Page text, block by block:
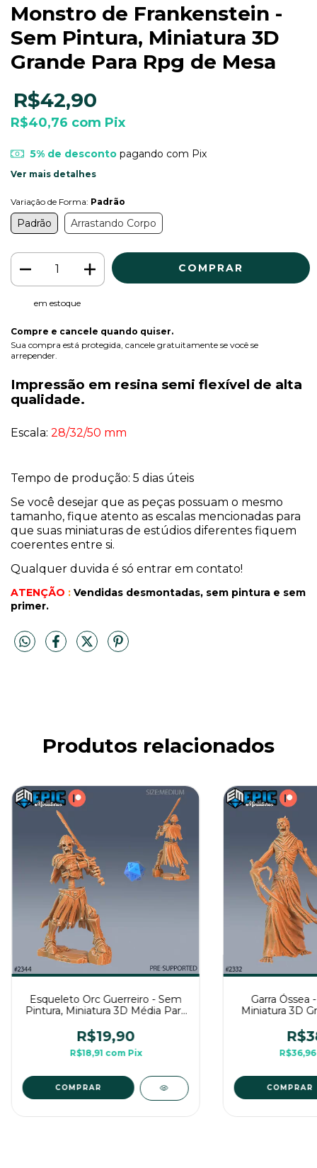
Monstro de Frankenstein -
Sem Pintura, Miniatura 3D
Grande Para Rpg de Mesa
R$42,90
R$40,76 com Pix
5% de descontopagando com Pix
Ver mais detalhes
Variação de Forma: Padrão
Padrão Arrastando Corpo
em estoque
Compre e cancele quando quiser.
Sua compra está protegida, cancele gratuitamente se você se
arrepender.
Impressão em resina semi flexível de alta
qualidade.
Escala: 28/32/50 mm
Tempo de produção: 5 dias úteis
Se você desejar que as peças possuam o mesmo
tamanho, fique atento as escalas mencionadas para
que suas miniaturas de estúdios diferentes fiquem
coerentes entre si.
Qualquer duvida é só entrar em contato!
ATENÇÃO : Vendidas desmontadas, sem pintura e sem
primer.
Produtos relacionados
Esqueleto Orc Guerreiro - Sem
Pintura, Miniatura 3D Média Para
R$19,90
R$18,91 com Pix
COMPRAR
Garra Óssea
Miniatura 3D
COMPRAR